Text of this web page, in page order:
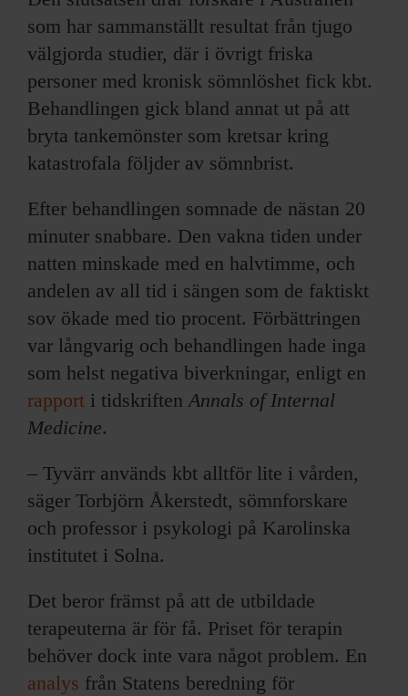
som har sammanställt resultat från tjugo
välgjorda studier, där i övrigt friska
personer med kronisk sömnlöshet fick kbt.
Behandlingen gick bland annat ut på att
bryta tankemönster som kretsar kring
katastrofala följder av sömnbrist.
Efter behandlingen somnade de nästan 20
minuter snabbare. Den vakna tiden under
natten minskade med en halvtimme, och
andelen av all tid i sängen som de faktiskt
sov ökade med tio procent. Förbättringen
var långvarig och behandlingen hade inga
som helst negativa biverkningar, enligt en
rapport i tidskriften Annals of Internal
Medicine.
– Tyvärr används kbt alltför lite i vården,
säger Torbjörn Åkerstedt, sömnforskare
och professor i psykologi på Karolinska
institutet i Solna.
Det beror främst på att de utbildade
terapeuterna är för få. Priset för terapin
behöver dock inte vara något problem. En
analys från Statens beredning för